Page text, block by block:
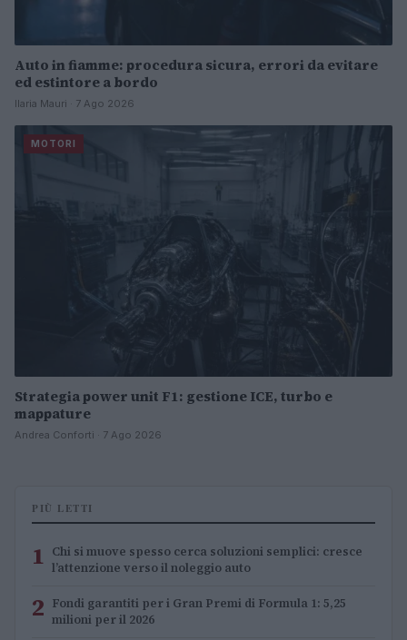
Auto in fiamme: procedura sicura, errori da evitare
ed estintore a bordo
Ilaria Mauri · 7 Ago 2026
MOTORI
Strategia power unit F1: gestione ICE, turbo e
mappature
Andrea Conforti · 7 Ago 2026
PIÙ LETTI
1 Chi si muove spesso cerca soluzioni semplici: cresce
l’attenzione verso il noleggio auto
2 Fondi garantiti per i Gran Premi di Formula 1: 5,25
milioni per il 2026